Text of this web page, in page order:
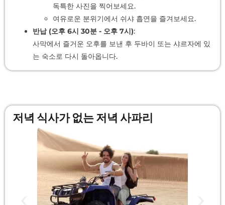
독특한 사진을 찍어보세요.
여유로운 분위기에서 쉬샤 흡연을 즐겨보세요.
반납 (오후 6시 30분 - 오후 7시):
사막에서 즐거운 오후를 보낸 후 두바이 또는 샤르자에 있
는 숙소로 다시 돌아옵니다.
저녁 식사가 없는 저녁 사파리